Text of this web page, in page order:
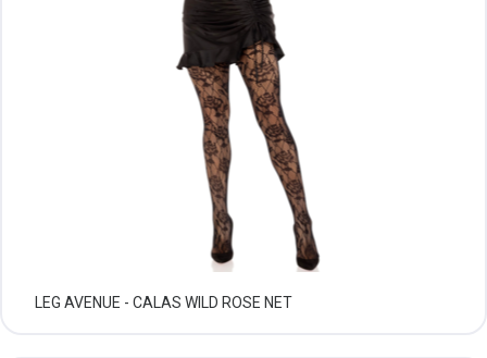
LEG AVENUE - CALAS WILD ROSE NET